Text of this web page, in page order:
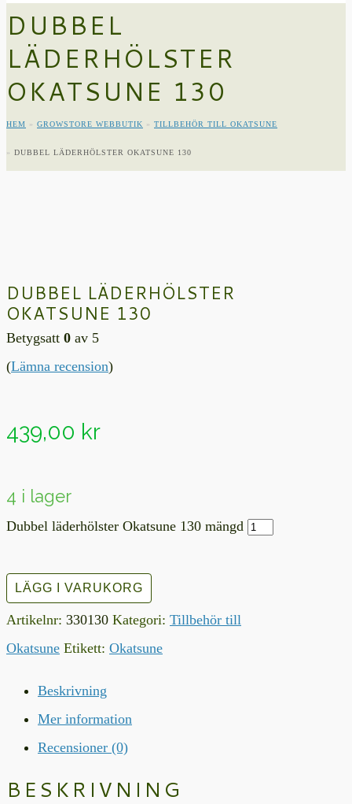
DUBBEL
LÄDERHÖLSTER
OKATSUNE 130
HEM » GROWSTORE WEBBUTIK » TILLBEHÖR TILL OKATSUNE
» DUBBEL LÄDERHÖLSTER OKATSUNE 130
DUBBEL LÄDERHÖLSTER
OKATSUNE 130
Betygsatt 0 av 5
(Lämna recension)
439,00 kr
4 i lager
Dubbel läderhölster Okatsune 130 mängd
LÄGG I VARUKORG
Artikelnr: 330130 Kategori: Tillbehör till
Okatsune Etikett: Okatsune
Beskrivning
Mer information
Recensioner (0)
BESKRIVNING